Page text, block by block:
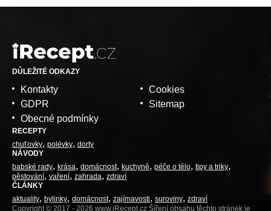
DŮLEŽITÉ ODKAZY
Kontakty
GDPR
Obecné podmínky
Cookies
Sitemap
RECEPTY
chuťovky polévky dorty
NÁVODY
babské rady
krása domácnost kuchyně péče o tělo tipy a triky
pěstování vaření zahrada zdraví
ČLÁNKY
aktuality
bylinky domácnost zajímavosti suroviny zdraví
Copyright © 2017 - 2026 www.iRecept.cz Šíření obsahu těchto stránek je